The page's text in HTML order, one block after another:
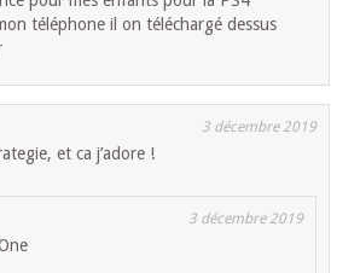
téléphone il on téléchargé dessus
3 décembre 2019
et ca j’adore !
3 décembre 2019